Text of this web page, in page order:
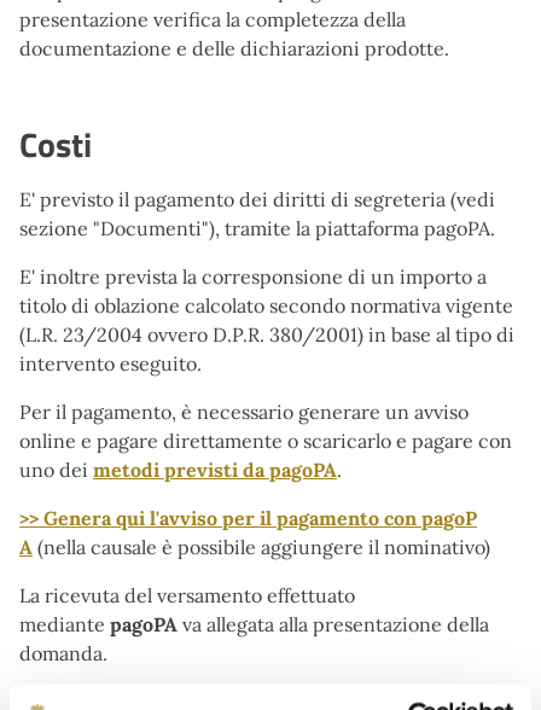
presentazione verifica la completezza della
documentazione e delle dichiarazioni prodotte.
Costi
E' previsto il pagamento dei diritti di segreteria (vedi
sezione "Documenti"), tramite la piattaforma pagoPA.
E' inoltre prevista la corresponsione di un importo a
titolo di oblazione calcolato secondo normativa vigente
(L.R. 23/2004 ovvero D.P.R. 380/2001) in base al tipo di
intervento eseguito.
Per il pagamento, è necessario generare un avviso
online e pagare direttamente o scaricarlo e pagare con
uno dei metodi previsti da pagoPA.
>> Genera qui l'avviso per il pagamento con pagoP
A (nella causale è possibile aggiungere il nominativo)
La ricevuta del versamento effettuato
mediante pagoPA va allegata alla presentazione della
domanda.